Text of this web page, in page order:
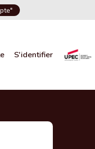
S'identifier